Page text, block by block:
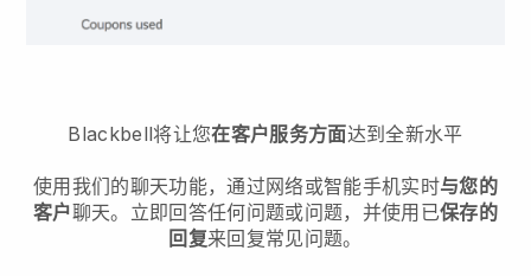
Blackbell将让您在客户服务方面达到全新水平
使用我们的聊天功能，通过网络或智能手机实时与您的
客户聊天。立即回答任何问题或问题，并使用已保存的
回复来回复常见问题。